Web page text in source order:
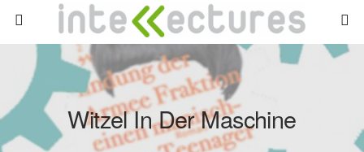
Witzel In Der Maschine